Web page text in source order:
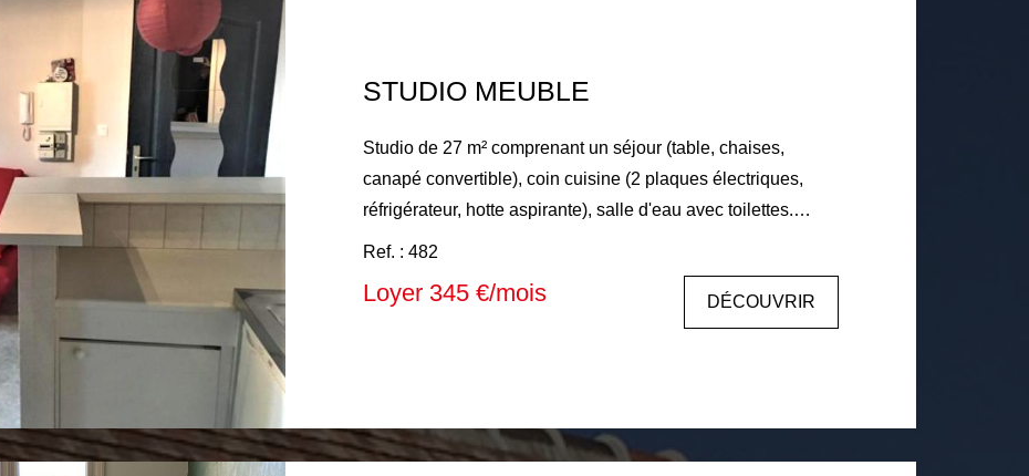
STUDIO MEUBLE
Studio de 27 m² comprenant un séjour (table, chaises,
canapé convertible), coin cuisine (2 plaques électriques,
réfrigérateur, hotte aspirante), salle d'eau avec toilettes.
Emplacement de stationnement n° 8. Chauffage individuel
électrique, eau froide individuelle, eau chaude individuelle.
Loyer mensuel de 345€ dont 20€ de charges (entretien et
Ref. : 482
Loyer 345 €/mois DÉCOUVRIR